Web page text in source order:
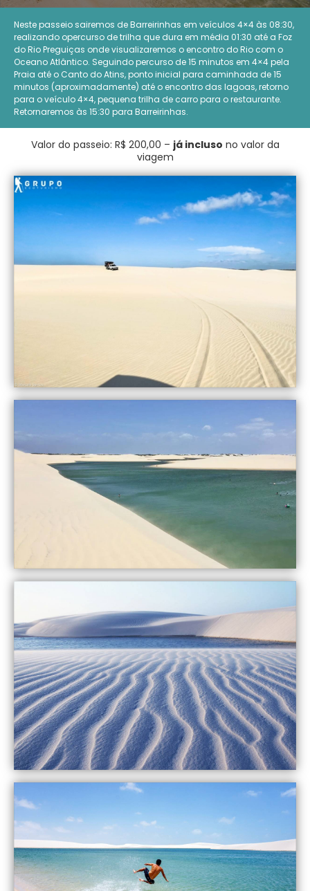
Neste passeio sairemos de Barreirinhas em veículos 4×4 às 08:30,
realizando opercurso de trilha que dura em média 01:30 até a Foz
do Rio Preguiças onde visualizaremos o encontro do Rio com o
Oceano Atlântico. Seguindo percurso de 15 minutos em 4×4 pela
Praia até o Canto do Atins, ponto inicial para caminhada de 15
minutos (aproximadamente) até o encontro das lagoas, retorno
para o veículo 4×4, pequena trilha de carro para o restaurante.
Retornaremos às 15:30 para Barreirinhas.
Valor do passeio: R$ 200,00 – já incluso no valor da
viagem